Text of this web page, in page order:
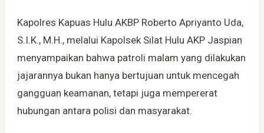
Kapolres Kapuas Hulu AKBP Roberto Apriyanto Uda,
S.I.K., M.H., melalui Kapolsek Silat Hulu AKP Jaspian
menyampaikan bahwa patroli malam yang dilakukan
jajarannya bukan hanya bertujuan untuk mencegah
gangguan keamanan, tetapi juga mempererat
hubungan antara polisi dan masyarakat.